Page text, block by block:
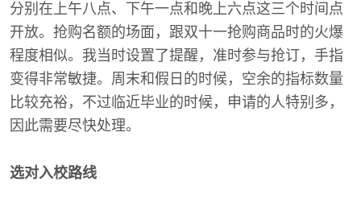
分别在上午八点、下午一点和晚上六点这三个时间点
开放。抢购名额的场面，跟双十一抢购商品时的火爆
程度相似。我当时设置了提醒，准时参与抢订，手指
变得非常敏捷。周末和假日的时候，空余的指标数量
比较充裕，不过临近毕业的时候，申请的人特别多，
因此需要尽快处理。
选对入校路线